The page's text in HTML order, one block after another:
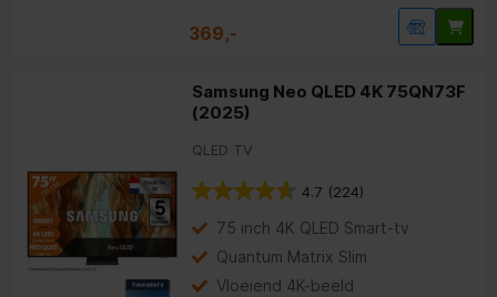
369,-
Samsung Neo QLED 4K 75QN73F
(2025)
QLED TV
4.7 (224)
75 inch 4K QLED Smart-tv
Quantum Matrix Slim
Vloeiend 4K-beeld